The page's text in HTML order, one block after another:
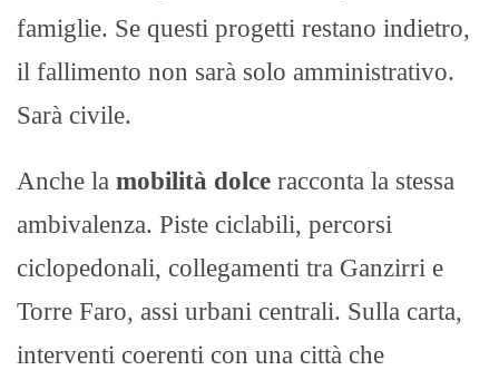
famiglie. Se questi progetti restano indietro,
il fallimento non sarà solo amministrativo.
Sarà civile.
Anche la mobilità dolce racconta la stessa
ambivalenza. Piste ciclabili, percorsi
ciclopedonali, collegamenti tra Ganzirri e
Torre Faro, assi urbani centrali. Sulla carta,
interventi coerenti con una città che